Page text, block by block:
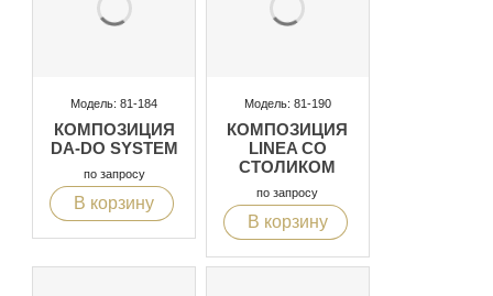
Модель: 81-184
КОМПОЗИЦИЯ
DA-DO SYSTEM
по запросу
В корзину
Модель: 81-190
КОМПОЗИЦИЯ
LINEA СО
СТОЛИКОМ
по запросу
В корзину